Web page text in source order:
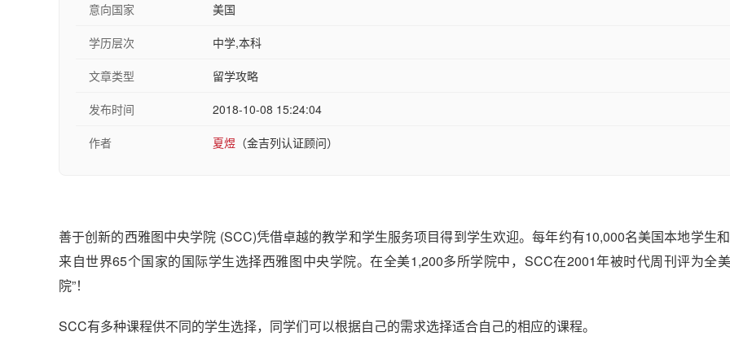
意向国家 美国
学历层次 中学,本科
文章类型 留学攻略
发布时间 2018-10-08 15:24:04
作者 夏煜 （金吉列认证顾问）
善于创新的西雅图中央学院 (SCC)凭借卓越的教学和学生服务项目得到学生欢迎。每年约有10,000名美国本地学生
来自世界65个国家的国际学生选择西雅图中央学院。在全美1,200多所学院中，SCC在2001年被时代周刊评为全
院”！
SCC有多种课程供不同的学生选择，同学们可以根据自己的需求选择适合自己的相应的课程。